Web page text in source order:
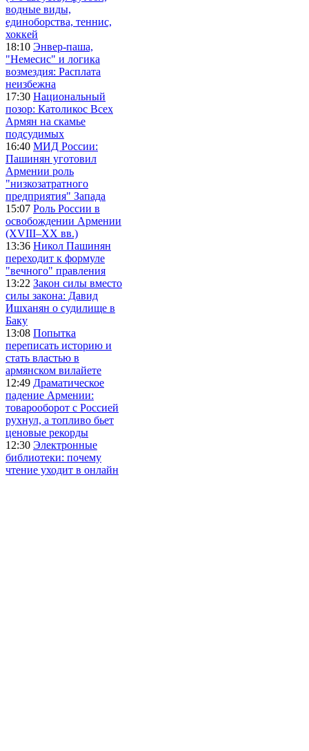
водные виды,
единоборства, теннис,
хоккей
18:10 Энвер-паша,
"Немесис" и логика
возмездия: Расплата
неизбежна
17:30 Национальный
позор: Католикос Всех
Армян на скамье
подсудимых
16:40 МИД России:
Пашинян уготовил
Армении роль
"низкозатратного
предприятия" Запада
15:07 Роль России в
освобождении Армении
(XVIII–XX вв.)
13:36 Никол Пашинян
переходит к формуле
"вечного" правления
13:22 Закон силы вместо
силы закона: Давид
Ишханян о судилище в
Баку
13:08 Попытка
переписать историю и
стать властью в
армянском вилайете
12:49 Драматическое
падение Армении:
товарооборот с Россией
рухнул, а топливо бьет
ценовые рекорды
12:30 Электронные
библиотеки: почему
чтение уходит в онлайн